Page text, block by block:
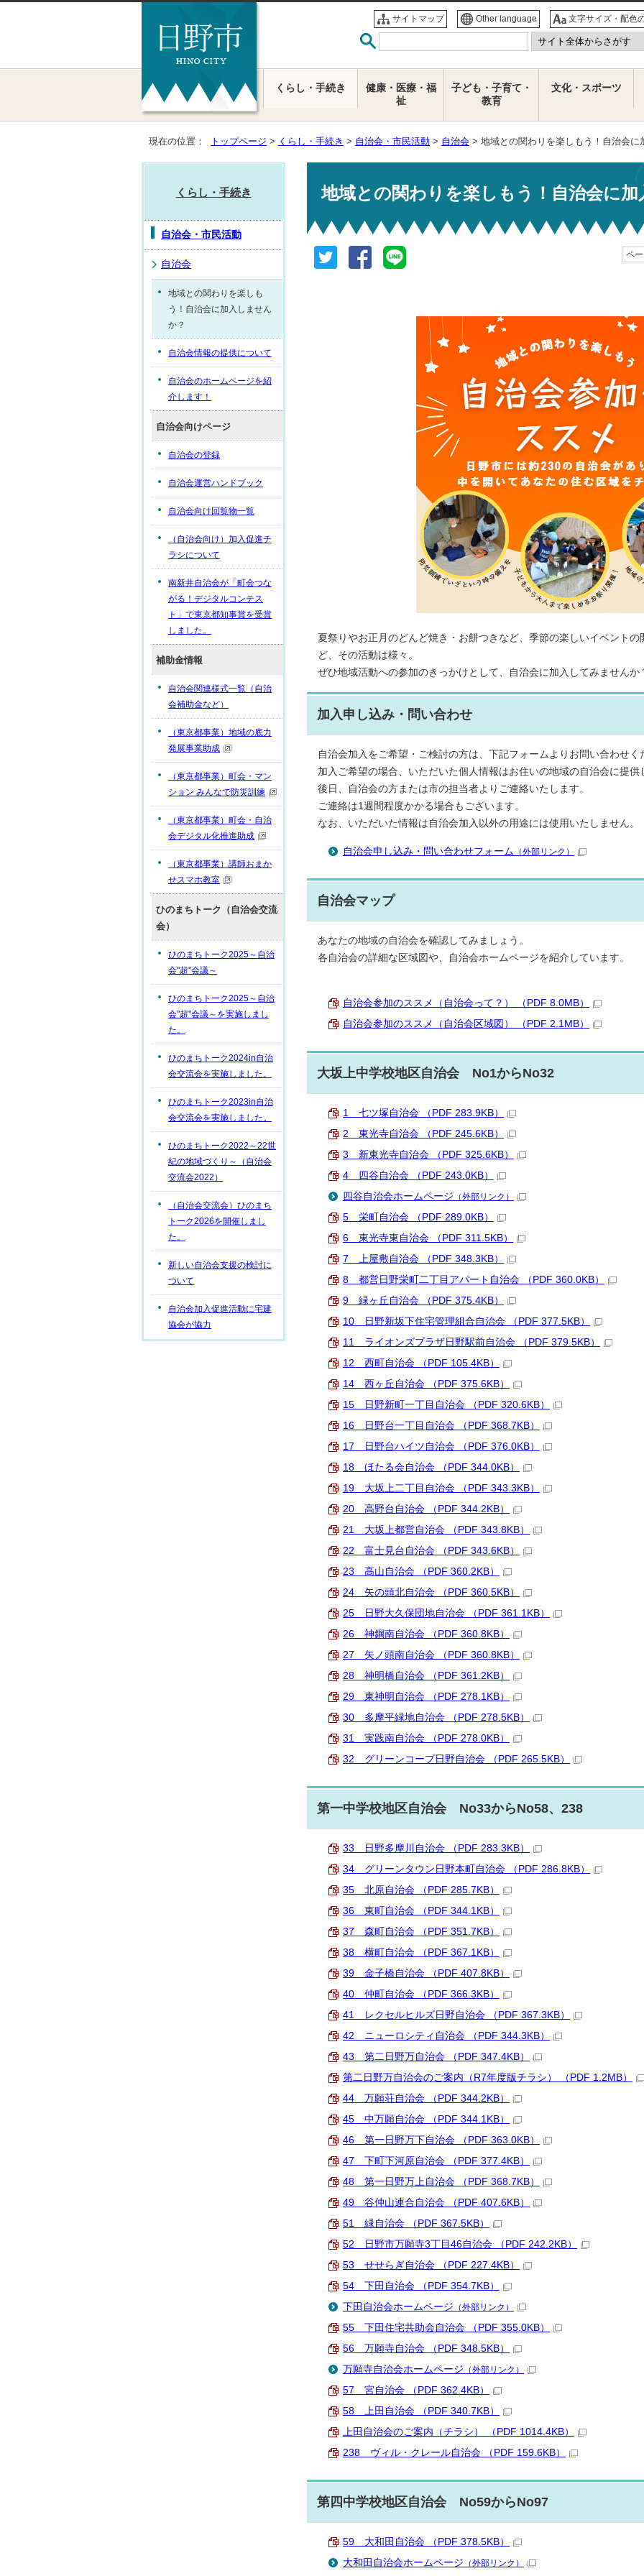
サイトマップ Other language 文字サイズ・配色
くらし・手続き
健康・医療・福
祉
子ども・子育て・
教育
文化・スポーツ
現在の位置： トップページ > くらし・手続き > 自治会・市民活動 > 自治会 > 地域との関わりを楽しもう！自治会に
地域との関わりを楽しもう！自治会に加
ペ
夏祭りやお正月のどんど焼き・お餅つきなど、季節の楽しいイベント
ど、その活動は様々。
ぜひ地域活動への参加のきっかけとして、自治会に加入してみませんか
加入申し込み・問い合わせ
自治会加入をご希望・ご検討の方は、下記フォームよりお問い合わせく
加入ご希望の場合、いただいた個人情報はお住いの地域の自治会に提供
後日、自治会の方または市の担当者よりご連絡いたします。
ご連絡は1週間程度かかる場合もございます。
なお、いただいた情報は自治会加入以外の用途には使用いたしません。
自治会申し込み・問い合わせフォーム （外部リンク）
自治会マップ
あなたの地域の自治会を確認してみましょう。
各自治会の詳細な区域図や、自治会ホームページを紹介しています。
自治会参加のススメ（自治会って？） （PDF 8.0MB）
自治会参加のススメ（自治会区域図） （PDF 2.1MB）
大坂上中学校地区自治会 No1からNo32
1 七ツ塚自治会 （PDF 283.9KB）
2 東光寺自治会 （PDF 245.6KB）
3 新東光寺自治会 （PDF 325.6KB）
4 四谷自治会 （PDF 243.0KB）
四谷自治会ホームページ （外部リンク）
5 栄町自治会 （PDF 289.0KB）
6 東光寺東自治会 （PDF 311.5KB）
7 上屋敷自治会 （PDF 348.3KB）
8 都営日野栄町二丁目アパート自治会 （PDF 360.0KB）
9 緑ヶ丘自治会 （PDF 375.4KB）
10 日野新坂下住宅管理組合自治会 （PDF 377.5KB）
11 ライオンズプラザ日野駅前自治会 （PDF 379.5KB）
12 西町自治会 （PDF 105.4KB）
14 西ヶ丘自治会 （PDF 375.6KB）
15 日野新町一丁目自治会 （PDF 320.6KB）
16 日野台一丁目自治会 （PDF 368.7KB）
17 日野台ハイツ自治会 （PDF 376.0KB）
18 ほたる会自治会 （PDF 344.0KB）
19 大坂上二丁目自治会 （PDF 343.3KB）
20 高野台自治会 （PDF 344.2KB）
21 大坂上都営自治会 （PDF 343.8KB）
22 富士見台自治会 （PDF 343.6KB）
23 高山自治会 （PDF 360.2KB）
24 矢の頭北自治会 （PDF 360.5KB）
25 日野大久保団地自治会 （PDF 361.1KB）
26 神鋼南自治会 （PDF 360.8KB）
27 矢ノ頭南自治会 （PDF 360.8KB）
28 神明橋自治会 （PDF 361.2KB）
29 東神明自治会 （PDF 278.1KB）
30 多摩平緑地自治会 （PDF 278.5KB）
31 実践南自治会 （PDF 278.0KB）
32 グリーンコープ日野自治会 （PDF 265.5KB）
第一中学校地区自治会 No33からNo58、238
33 日野多摩川自治会 （PDF 283.3KB）
34 グリーンタウン日野本町自治会 （PDF 286.8KB）
35 北原自治会 （PDF 285.7KB）
36 東町自治会 （PDF 344.1KB）
37 森町自治会 （PDF 351.7KB）
38 横町自治会 （PDF 367.1KB）
39 金子橋自治会 （PDF 407.8KB）
40 仲町自治会 （PDF 366.3KB）
41 レクセルヒルズ日野自治会 （PDF 367.3KB）
42 ニューロシティ自治会 （PDF 344.3KB）
43 第二日野万自治会 （PDF 347.4KB）
第二日野万自治会のご案内（R7年度版チラシ） （PDF 1.2MB）
44 万願荘自治会 （PDF 344.2KB）
45 中万願自治会 （PDF 344.1KB）
46 第一日野万下自治会 （PDF 363.0KB）
47 下町下河原自治会 （PDF 377.4KB）
48 第一日野万上自治会 （PDF 368.7KB）
49 谷仲山連合自治会 （PDF 407.6KB）
51 緑自治会 （PDF 367.5KB）
52 日野市万願寺3丁目46自治会 （PDF 242.2KB）
53 せせらぎ自治会 （PDF 227.4KB）
54 下田自治会 （PDF 354.7KB）
下田自治会ホームページ （外部リンク）
55 下田住宅共助会自治会 （PDF 355.0KB）
56 万願寺自治会 （PDF 348.5KB）
万願寺自治会ホームページ （外部リンク）
57 宮自治会 （PDF 362.4KB）
58 上田自治会 （PDF 340.7KB）
上田自治会のご案内（チラシ） （PDF 1014.4KB）
238 ヴィル・クレール自治会 （PDF 159.6KB）
第四中学校地区自治会 No59からNo97
59 大和田自治会 （PDF 378.5KB）
大和田自治会ホームページ （外部リンク）
くらし・手続き
自治会・市民活動
自治会
地域との関わりを楽しも
う！自治会に加入しません
か？
自治会情報の提供について
自治会のホームページを紹
介します！
自治会向けページ
自治会の登録
自治会運営ハンドブック
自治会向け回覧物一覧
（自治会向け）加入促進チ
ラシについて
南新井自治会が「町会つな
がる！デジタルコンテス
ト」で東京都知事賞を受賞
しました。
補助金情報
自治会関連様式一覧（自治
会補助金など）
（東京都事業）地域の底力
発展事業助成
（東京都事業）町会・マン
ション みんなで防災訓練
（東京都事業）町会・自治
会デジタル化推進助成
（東京都事業）講師おまか
せスマホ教室
ひのまちトーク（自治会交流
会）
ひのまちトーク2025～自治
会"超"会議～
ひのまちトーク2025～自治
会"超"会議～を実施しまし
た。
ひのまちトーク2024in自治
会交流会を実施しました。
ひのまちトーク2023in自治
会交流会を実施しました。
ひのまちトーク2022～22世
紀の地域づくり～（自治会
交流会2022）
（自治会交流会）ひのまち
トーク2026を開催しまし
た。
新しい自治会支援の検討に
ついて
自治会加入促進活動に宅建
協会が協力